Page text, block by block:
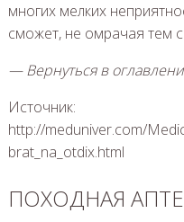
многих мелких
сможет, не омрачая тем
— Вернуться в
Источник:
http://meduniver.com/
brat_na_otdix.html
ПОХОДНАЯ